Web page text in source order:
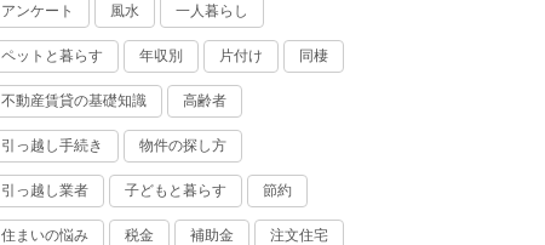
アンケート 風水 一人暮らし
ペットと暮らす 年収別 片付け 同棲
不動産賃貸の基礎知識 高齢者
引っ越し手続き 物件の探し方
引っ越し業者 子どもと暮らす 節約
住まいの悩み 税金 補助金 注文住宅